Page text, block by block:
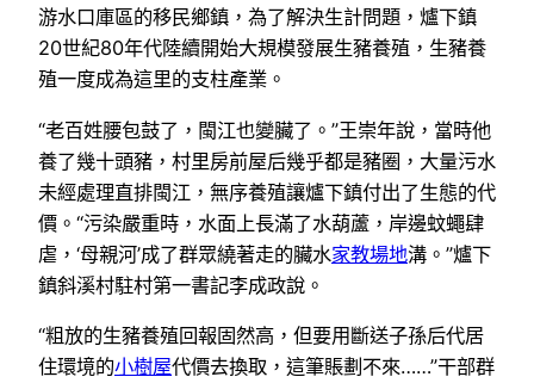
游水口庫區的移民鄉鎮，為了解決生計問題，爐下鎮
20世紀80年代陸續開始大規模發展生豬養殖，生豬養
殖一度成為這里的支柱產業。
“老百姓腰包鼓了，閩江也變臟了。”王崇年說，當時他
養了幾十頭豬，村里房前屋后幾乎都是豬圈，大量污水
未經處理直排閩江，無序養殖讓爐下鎮付出了生態的代
價。“污染嚴重時，水面上長滿了水葫蘆，岸邊蚊蠅肆
虐，‘母親河’成了群眾繞著走的臟水家教場地溝。”爐下
鎮斜溪村駐村第一書記李成政說。
“粗放的生豬養殖回報固然高，但要用斷送子孫后代居
住環境的小樹屋代價去換取，這筆賬劃不來……”干部群